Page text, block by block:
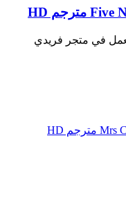
في متجر فريدي